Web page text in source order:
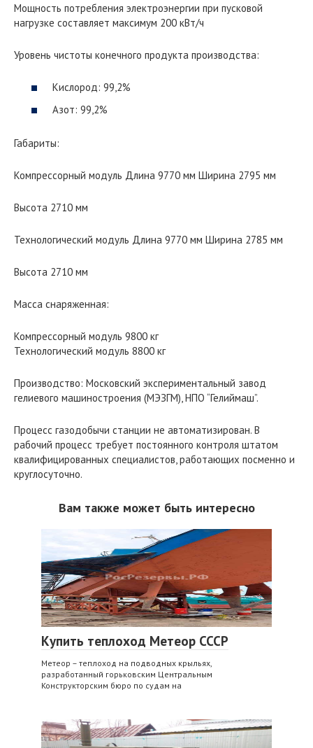
Мощность потребления электроэнергии при пусковой
нагрузке составляет максимум 200 кВт/ч
Уровень чистоты конечного продукта производства:
Кислород: 99,2%
Азот: 99,2%
Габариты:
Компрессорный модуль Длина 9770 мм Ширина 2795 мм
Высота 2710 мм
Технологический модуль Длина 9770 мм Ширина 2785 мм
Высота 2710 мм
Масса снаряженная:
Компрессорный модуль 9800 кг
Технологический модуль 8800 кг
Производство: Московский экспериментальный завод
гелиевого машиностроения (МЭЗГМ), НПО “Гелиймаш”.
Процесс газодобычи станции не автоматизирован. В
рабочий процесс требует постоянного контроля штатом
квалифицированных специалистов, работающих посменно и
круглосуточно.
Вам также может быть интересно
Купить теплоход Метеор СССР
Метеор – теплоход на подводных крыльях,
разработанный горьковским Центральным
Конструкторским бюро по судам на